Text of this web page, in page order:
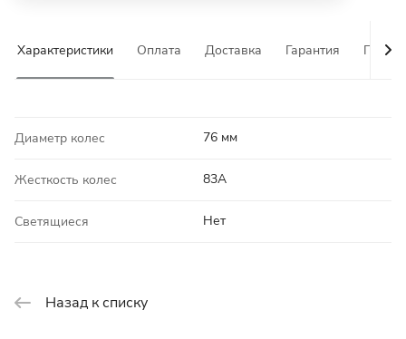
Характеристики Оплата Доставка Гарантия
Диаметр колес 76 мм
Жесткость колес 83A
Светящиеся Нет
Назад к списку